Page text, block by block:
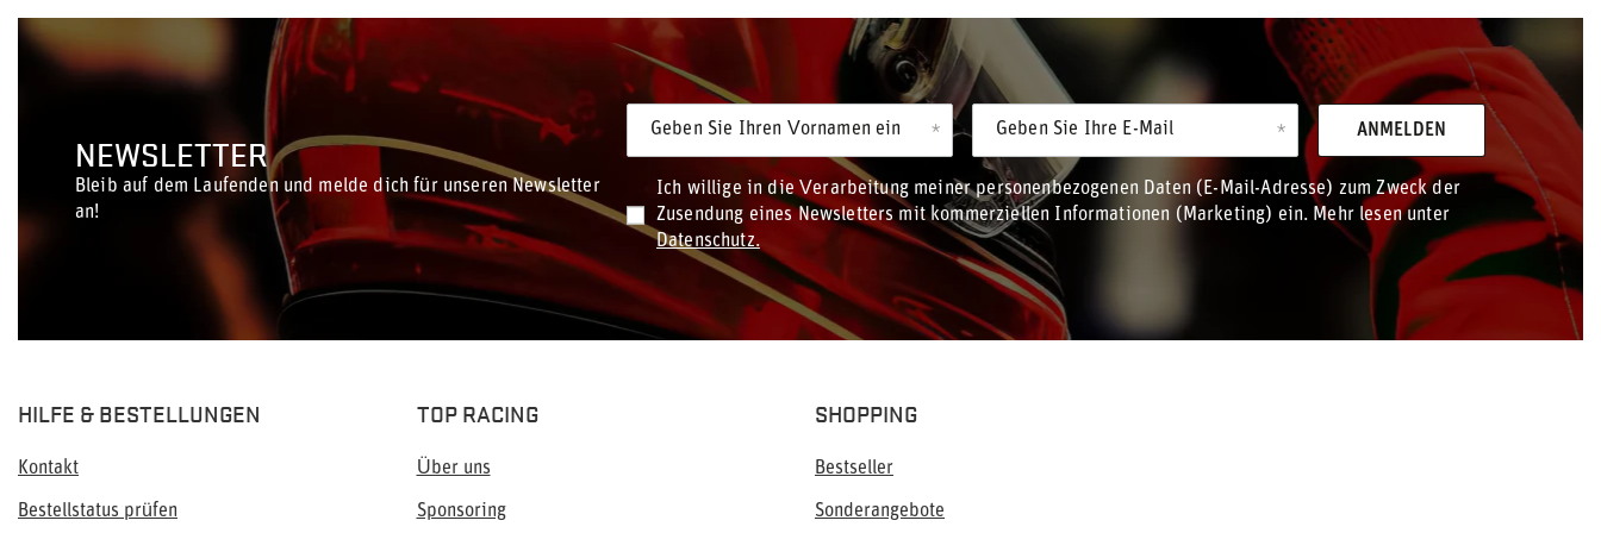
NEWSLETTER
Bleib auf dem Laufenden und melde dich für unseren Newsletter
an!
Geben Sie Ihren Vornamen ein Geben Sie Ihre E-Mail
Ich willige in die Verarbeitung meiner personenbezogenen Daten (E-Mail-Adresse) zum Zweck der
Zusendung eines Newsletters mit kommerziellen Informationen (Marketing) ein. Mehr lesen unter
Datenschutz.
ANMELDEN
HILFE & BESTELLUNGEN
Kontakt
Bestellstatus prüfen
TOP RACING
Über uns
Sponsoring
SHOPPING
Bestseller
Sonderangebote